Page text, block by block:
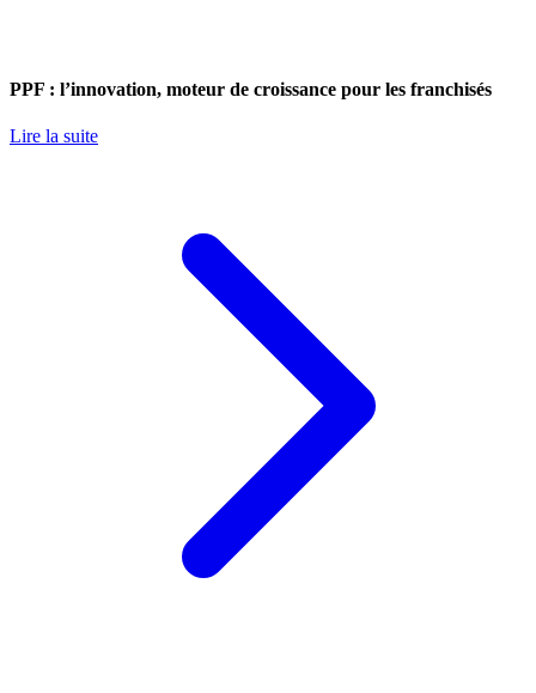
PPF : l’innovation, moteur de croissance pour les franchisés
Lire la suite